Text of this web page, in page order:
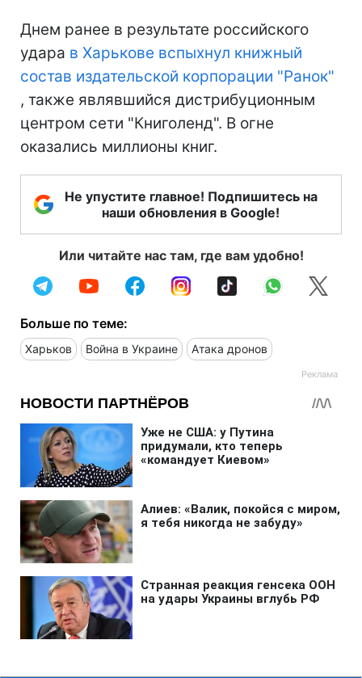
Днем ранее в результате российского
удара в Харькове вспыхнул книжный
состав издательской корпорации "Ранок"
, также являвшийся дистрибуционным
центром сети "Книголенд". В огне
оказались миллионы книг.
Не упустите главное! Подпишитесь на
наши обновления в Google!
Или читайте нас там, где вам удобно!
Больше по теме:
Харьков Война в Украине Атака дронов